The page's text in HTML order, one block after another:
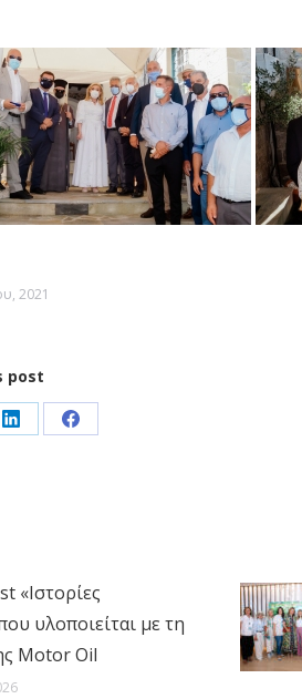
2021
post
Share Share
«Ιστορίες
υλοποιείται με τη
Motor Oil